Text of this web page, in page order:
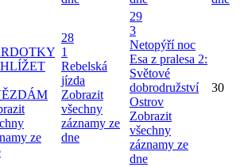
ze
28
1
Rebelská
jízda
Zobrazit
všechny
záznamy ze
dne
29
3
Netopýří noc
Esa z pralesa 2:
Světové
dobrodružství
Ostrov
Zobrazit
všechny
záznamy ze
dne
30